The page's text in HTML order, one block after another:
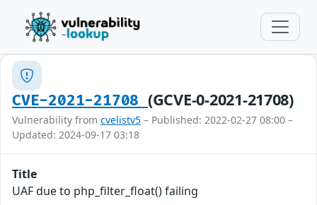
CVE-2021-21708 (GCVE-0-2021-21708)
Vulnerability from cvelistv5 – Published: 2022-02-27 08:00 –
Updated: 2024-09-17 03:18
Title
UAF due to php_filter_float() failing